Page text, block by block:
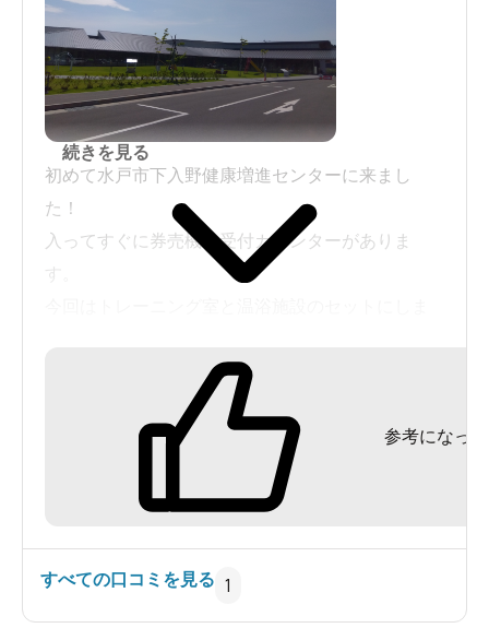
初めて水戸市下入野健康増進センターに来まし
た！
入ってすぐに券売機と受付カウンターがありま
す。
まず、荷物を脱衣所のロッカーに入れて、トレー
ニング室に行きました。
トレーニング室はICカードを登録してから入れま
明るく開放的な室内で、沢山のマシンがありまし
温浴施設は浴室が1つ、水風呂が1つ、露天風呂が1
続きを見る
参考になった
すべての口コミを見る 1